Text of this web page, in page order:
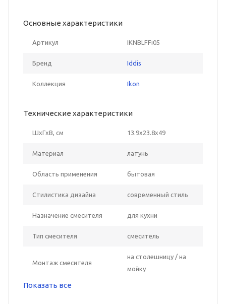
Основные характеристики
Артикул IKNBLFFi05
Бренд Iddis
Коллекция Ikon
Технические характеристики
ШxГxВ, см 13.9x23.8x49
Материал латунь
Область применения бытовая
Стилистика дизайна современный стиль
Назначение смесителя для кухни
Тип смесителя смеситель
Монтаж смесителя
на столешницу / на
мойку
Показать все